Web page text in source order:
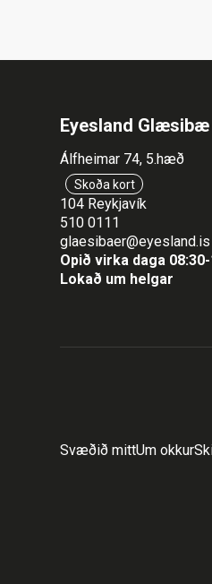
Eyesland Glæsibæ
Álfheimar 74, 5.hæð
Skoða kort
104 Reykjavík
510 0111
glaesibaer@eyesland.is
Opið virka daga
Lokað um helgar
Svæðið mittUm okkur